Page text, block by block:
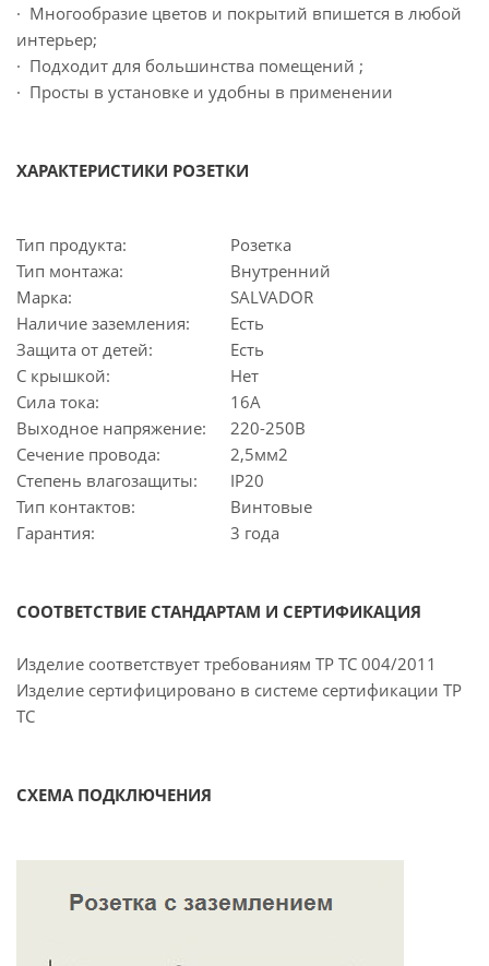
· Многообразие цветов и покрытий впишется в любой
интерьер;
· Подходит для большинства помещений ;
· Просты в установке и удобны в применении
ХАРАКТЕРИСТИКИ РОЗЕТКИ
Тип продукта:
Розетка
Тип монтажа:
Внутренний
Марка:
SALVADOR
Наличие заземления:
Есть
Защита от детей:
Есть
С крышкой:
Нет
Сила тока:
16А
Выходное напряжение:
220-250В
Сечение провода:
2,5мм2
Степень влагозащиты:
IP20
Тип контактов:
Винтовые
Гарантия:
3 года
СООТВЕТСТВИЕ СТАНДАРТАМ И СЕРТИФИКАЦИЯ
Изделие соответствует требованиям ТР ТС 004/2011
Изделие сертифицировано в системе сертификации ТР
ТС
СХЕМА ПОДКЛЮЧЕНИЯ